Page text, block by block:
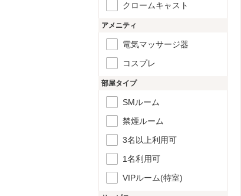
クロームキャスト
アメニティ
電気マッサージ器
コスプレ
部屋タイプ
SMルーム
禁煙ルーム
3名以上利用可
1名利用可
VIPルーム(特室)